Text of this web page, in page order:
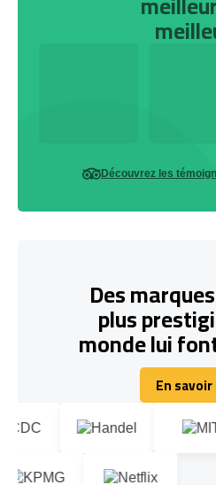
Découvrez les
Des
plus
monde lui
En
En